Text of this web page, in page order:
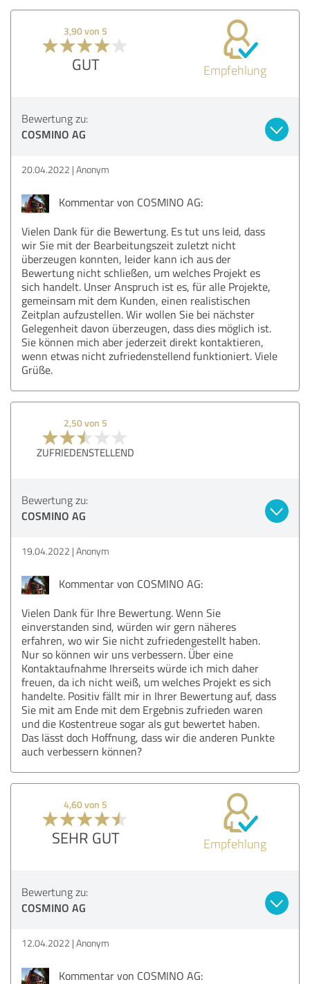
3,90 von 5
GUT Empfehlung
Bewertung zu:
COSMINO AG
20.04.2022 Anonym
Kommentar von COSMINO AG:
Vielen Dank für die Bewertung. Es tut uns leid, dass
wir Sie mit der Bearbeitungszeit zuletzt nicht
überzeugen konnten, leider kann ich aus der
Bewertung nicht schließen, um welches Projekt es
sich handelt. Unser Anspruch ist es, für alle Projekte,
gemeinsam mit dem Kunden, einen realistischen
Zeitplan aufzustellen. Wir wollen Sie bei nächster
Gelegenheit davon überzeugen, dass dies möglich ist.
Sie können mich aber jederzeit direkt kontaktieren,
wenn etwas nicht zufriedenstellend funktioniert. Viele
Grüße.
2,50 von 5
ZUFRIEDENSTELLEND
Bewertung zu:
COSMINO AG
19.04.2022 Anonym
Kommentar von COSMINO AG:
Vielen Dank für Ihre Bewertung. Wenn Sie
einverstanden sind, würden wir gern näheres
erfahren, wo wir Sie nicht zufriedengestellt haben.
Nur so können wir uns verbessern. Über eine
Kontaktaufnahme Ihrerseits würde ich mich daher
freuen, da ich nicht weiß, um welches Projekt es sich
handelte. Positiv fällt mir in Ihrer Bewertung auf, dass
Sie mit am Ende mit dem Ergebnis zufrieden waren
und die Kostentreue sogar als gut bewertet haben.
Das lässt doch Hoffnung, dass wir die anderen Punkte
auch verbessern können?
4,60 von 5
SEHR GUT Empfehlung
Bewertung zu:
COSMINO AG
12.04.2022 Anonym
Kommentar von COSMINO AG: